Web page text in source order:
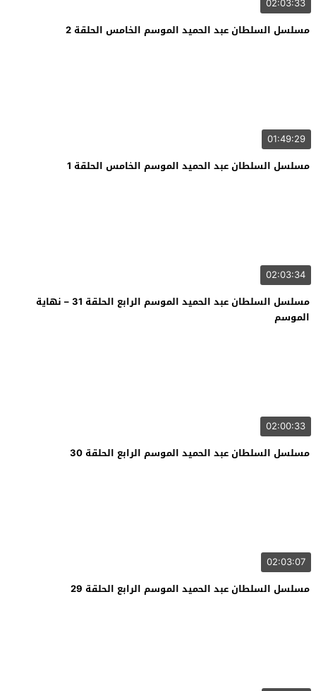
مسلسل السلطان عبد الحميد الموسم الخامس الحلقة 2
01:49:29
مسلسل السلطان عبد الحميد الموسم الخامس الحلقة 1
02:03:34
مسلسل السلطان عبد الحميد الموسم الرابع الحلقة 31 – نهاية
الموسم
02:00:33
مسلسل السلطان عبد الحميد الموسم الرابع الحلقة 30
02:03:07
مسلسل السلطان عبد الحميد الموسم الرابع الحلقة 29